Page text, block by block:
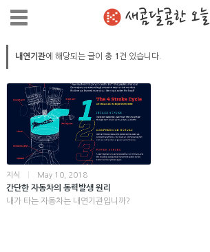
새콤달콤한 오늘
내연기관에 해당되는 글이 총 1 건 있습니다.
지식 May 10, 2018
간단한 자동차의 동력발생 원리
내가 타는 자동차는 내연기관입니까?